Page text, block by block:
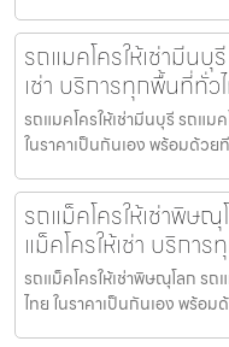
รถแมคโครให้เช่ามีนบุ
เช่า บริการทุกพื้นที่ทั่ว
รถแมคโครให้เช่ามีนบุรี รถแม
ในราคาเป็นกันเอง พร้อมด้ว
รถแม็คโครให้เช่าพิษ
แม็คโครให้เช่า บริกา
รถแม็คโครให้เช่าพิษณุโลก รถ
ไทย ในราคาเป็นกันเอง พร้